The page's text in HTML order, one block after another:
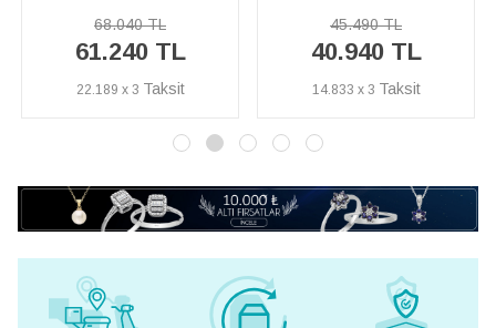
45.490 TL
40.940 TL
14.833 x 3
73.630 TL
66.260 TL
24.007 x 3